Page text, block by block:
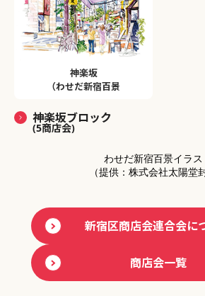
神楽坂
（わせだ新宿百景
神楽坂ブロック
(5商店会)
わせだ新宿百景イラス
（提供：株式会社太陽堂
新宿区商店会連合会に
商店会一覧